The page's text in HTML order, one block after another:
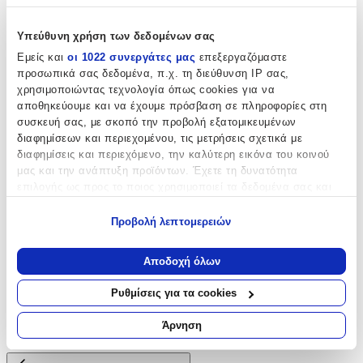
Υπεύθυνη χρήση των δεδομένων σας
Εμείς και οι 1022 συνεργάτες μας επεξεργαζόμαστε
προσωπικά σας δεδομένα, π.χ. τη διεύθυνση IP σας,
χρησιμοποιώντας τεχνολογία όπως cookies για να
αποθηκεύουμε και να έχουμε πρόσβαση σε πληροφορίες στη
συσκευή σας, με σκοπό την προβολή εξατομικευμένων
διαφημίσεων και περιεχομένου, τις μετρήσεις σχετικά με
διαφημίσεις και περιεχόμενο, την καλύτερη εικόνα του κοινού
μας και την ανάπτυξη προϊόντων. Έχετε τη δυνατότητα
Να συλλέξουμε πληροφορίες σχετικά με τη γεωγραφική
σας τοποθεσία, οι οποίες μπορεί να είναι ακριβείς σε
απόσταση μερικών μέτρων
Να αναγνωρίσουμε τη συσκευή σας σαρώνοντας ενεργά
για συγκεκριμένα χαρακτηριστικά (δακτυλικό αποτύπωμα)
Μάθετε περισσότερα σχετικά με τον τρόπο επεξεργασίας των
προσωπικών σας δεδομένων και καθορίστε τις προτιμήσεις σας
Προβολή λεπτομερειών
Αποδοχή όλων
Ρυθμίσεις για τα cookies
Άρνηση
Τύπος:
Αντιανεμικό
Υλικό:
Μεταλλικό
Χρώμα :
Ασημί
1
Αξιολογήσεις
Προς το παρόν δεν υπάρχουν άλλες αξιολογήσεις. Όταν
προστεθούν, θα εμφανιστούν εδώ.